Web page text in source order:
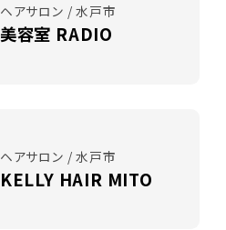
ヘアサロン / 水戸市
美容室 RADIO
ヘアサロン / 水戸市
KELLY HAIR MITO